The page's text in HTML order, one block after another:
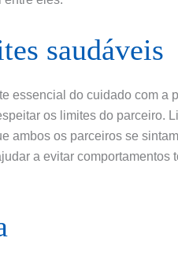
saudáveis
essencial do cuidado com a
os limites do parceiro.
ambos os parceiros se
a evitar comportamentos